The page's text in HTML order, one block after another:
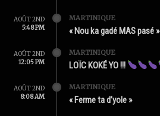
AOÛT 2ND
5:48 PM
MARTINIQUE
« Nou ka gadé MAS pasé »
AOÛT 2ND
12:05 PM
MARTINIQUE
LOÏC KOKÉ YO !!!
AOÛT 2ND
8:08 AM
MARTINIQUE
« Ferme ta d’yole »